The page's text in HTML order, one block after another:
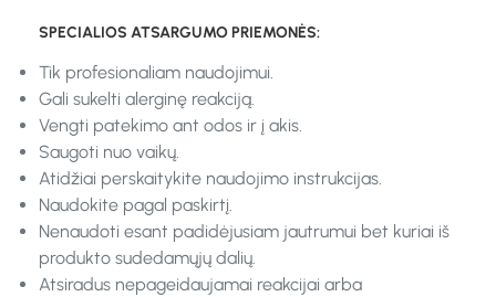
SPECIALIOS ATSARGUMO PRIEMONĖS:
Tik profesionaliam naudojimui.
Gali sukelti alerginę reakciją.
Vengti patekimo ant odos ir į akis.
Saugoti nuo vaikų.
Atidžiai perskaitykite naudojimo instrukcijas.
Naudokite pagal paskirtį.
Nenaudoti esant padidėjusiam jautrumui bet kuriai iš
produkto sudedamųjų dalių.
Atsiradus nepageidaujamai reakcijai arba